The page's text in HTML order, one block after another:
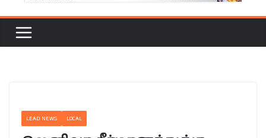
LEAD NEWS LOCAL